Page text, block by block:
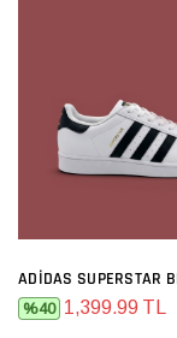
ADIDAS SUPERSTAR
%40 1,399.99 TL